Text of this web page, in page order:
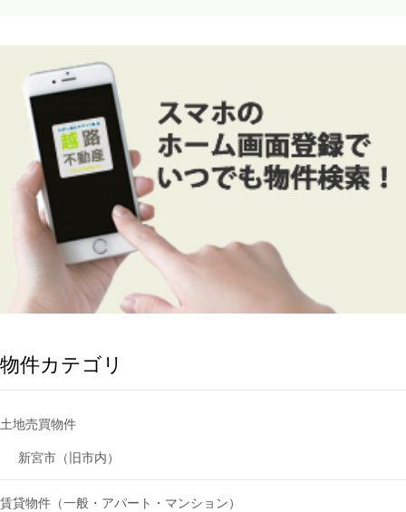
物件カテゴリ
土地売買物件
新宮市（旧市内）
賃貸物件（一般・アパート・マンション）